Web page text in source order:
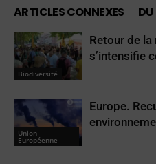
ARTICLES CONNEXES
Biodiversité
Retour de
s’intensifie
Union
Européenne
Europe.